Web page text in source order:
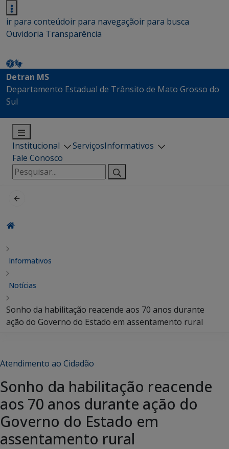
ir para conteúdoir para navegaçãoir para busca
Ouvidoria Transparência
Detran MS
Departamento Estadual de Trânsito de Mato Grosso do
Sul
Institucional ServiçosInformativos
Fale Conosco
Pesquisar
por:
Informativos
Notícias
Sonho da habilitação reacende aos 70 anos durante
ação do Governo do Estado em assentamento rural
Atendimento ao Cidadão
Sonho da habilitação reacende
aos 70 anos durante ação do
Governo do Estado em
assentamento rural